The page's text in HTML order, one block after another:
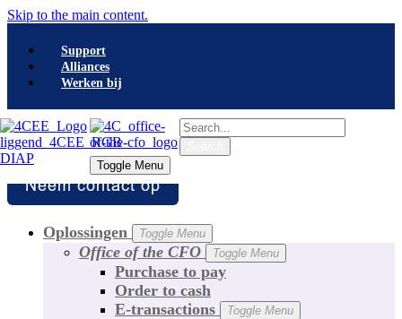
Skip to the main content.
Support
Alliances
Werken bij
Toggle Menu
Search
Toggle Menu
Oplossingen Toggle Menu
Office of the CFO Toggle Menu
Purchase to pay
Order to cash
E-transactions
Toggle Menu